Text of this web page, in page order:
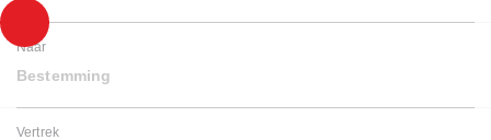
Naar
Bestemming
Vertrek